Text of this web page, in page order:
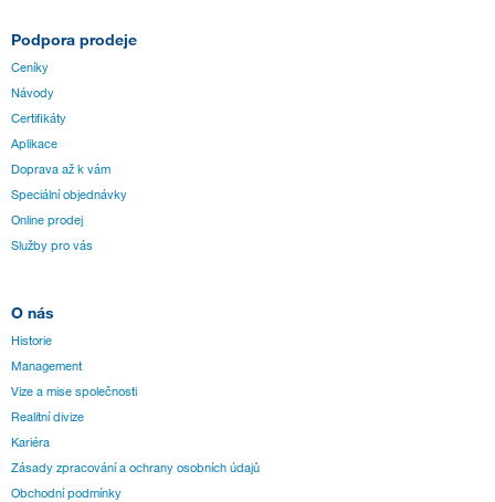
Podpora prodeje
Ceníky
Návody
Certifikáty
Aplikace
Doprava až k vám
Speciální objednávky
Online prodej
Služby pro vás
O nás
Historie
Management
Vize a mise společnosti
Realitní divize
Kariéra
Zásady zpracování a ochrany osobních údajů
Obchodní podmínky